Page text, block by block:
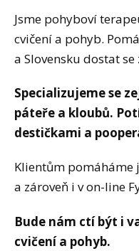
Jsme pohyboví
cvičení a pohyb.
a Slovensku dostat
Specializujeme se
páteře a kloubů.
destičkami a
Klientům pomáháme
a zároveň i v on-line
Bude nám ctí být i
cvičení a pohyb.